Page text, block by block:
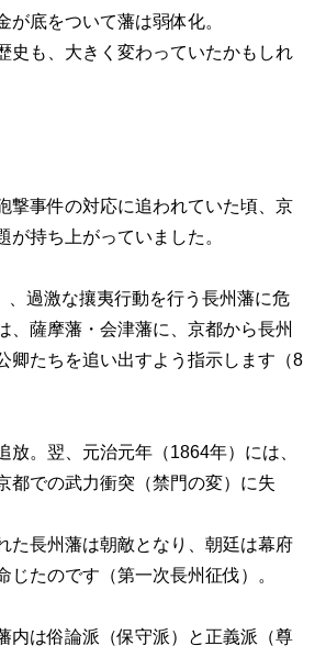
が底をついて藩は弱体化。
史も、大きく変わっていたかもしれ
撃事件の対応に追われていた頃、京
が持ち上がっていました。
、過激な攘夷行動を行う長州藩に危
、薩摩藩・会津藩に、京都から長州
卿たちを追い出すよう指示します（8
放。翌、元治元年（1864年）には、
都での武力衝突（禁門の変）に失
た長州藩は朝敵となり、朝廷は幕府
じたのです（第一次長州征伐）。
内は俗論派（保守派）と正義派（尊